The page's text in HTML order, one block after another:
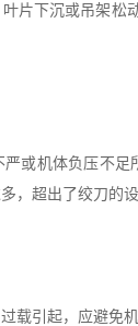
下沉或吊架松动
机体负压不足
，超出了绞刀的
引起，应避免机